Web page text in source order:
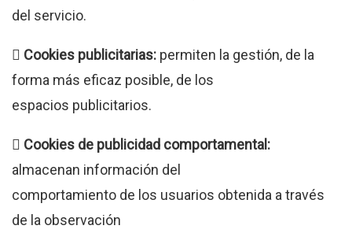
del servicio.
 Cookies publicitarias: permiten la gestión, de la
forma más eficaz posible, de los
espacios publicitarios.
 Cookies de publicidad comportamental:
almacenan información del
comportamiento de los usuarios obtenida a través
de la observación